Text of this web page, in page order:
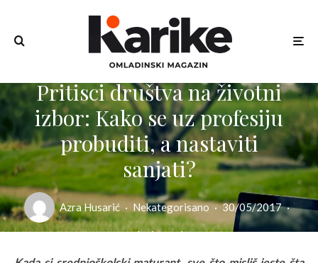
Pritisci društva na životni
izbor: Kako se uz profesiju
probuditi, a nastaviti
sanjati?
Azra Husarić · Nekategorisano · 30/05/2017 ·
6 min read